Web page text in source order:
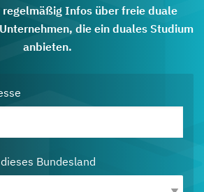
regelmäßig Infos über freie duale
die ein duales Studium
anbieten.
Bundesland